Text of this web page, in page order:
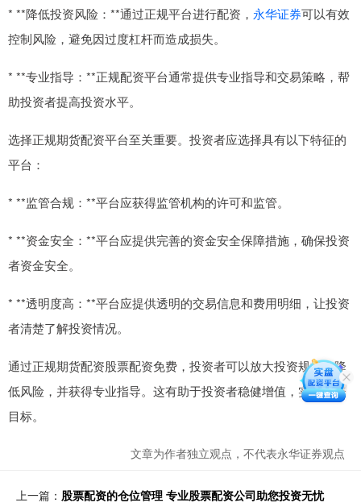
* **降低投资风险：**通过正规平台进行配资， 永华证券可以有效
控制风险，避免因过度杠杆而造成损失。
* **专业指导：**正规配资平台通常提供专业指导和交易策略，帮
助投资者提高投资水平。
选择正规期货配资平台至关重要。投资者应选择具有以下特征的
平台：
* **监管合规：**平台应获得监管机构的许可和监管。
* **资金安全：**平台应提供完善的资金安全保障措施，确保投资
者资金安全。
* **透明度高：**平台应提供透明的交易信息和费用明细，让投资
者清楚了解投资情况。
通过正规期货配资股票配资免费，投资者可以放大投资规模，降
低风险，并获得专业指导。这有助于投资者稳健增值，实现投资
目标。
文章为作者独立观点，不代表永华证券观点
上一篇： 股票配资的仓位管理 专业股票配资公司助您投资无忧